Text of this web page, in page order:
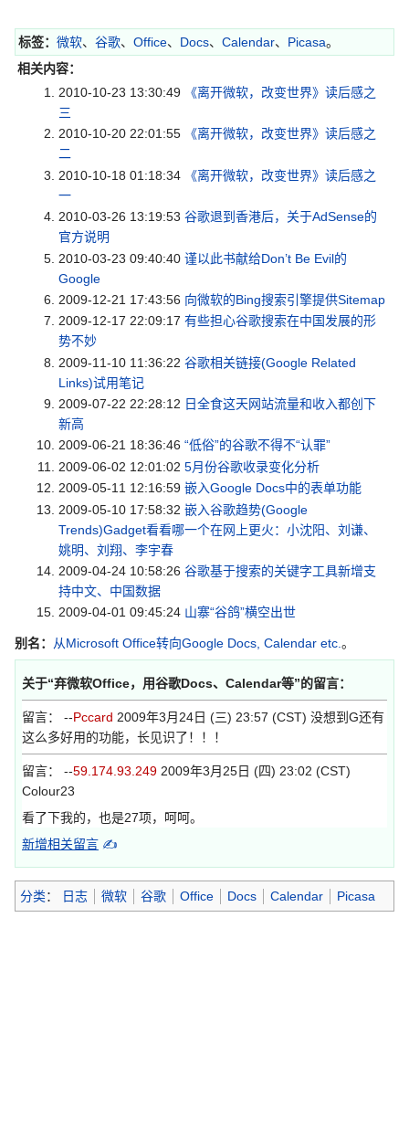
标签： 微软、 谷歌、 Office、 Docs、 Calendar、 Picasa。
相关内容：
2010-10-23 13:30:49
《离开微软，改变世界》读后感之
三
2010-10-20 22:01:55
《离开微软，改变世界》读后感之
二
2010-10-18 01:18:34
《离开微软，改变世界》读后感之
一
2010-03-26 13:19:53 谷歌退到香港后，关于AdSense的
官方说明
2010-03-23 09:40:40 谨以此书献给Don’t Be Evil的
Google
2009-12-21 17:43:56 向微软的Bing搜索引擎提供Sitemap
2009-12-17 22:09:17 有些担心谷歌搜索在中国发展的形
势不妙
2009-11-10 11:36:22 谷歌相关链接(Google Related
Links)试用笔记
2009-07-22 22:28:12 日全食这天网站流量和收入都创下
新高
2009-06-21 18:36:46 “低俗”的谷歌不得不“认罪”
2009-06-02 12:01:02 5月份谷歌收录变化分析
2009-05-11 12:16:59 嵌入Google Docs中的表单功能
2009-05-10 17:58:32 嵌入谷歌趋势(Google
Trends)Gadget看看哪一个在网上更火：小沈阳、刘谦、
姚明、刘翔、李宇春
2009-04-24 10:58:26 谷歌基于搜索的关键字工具新增支
持中文、中国数据
2009-04-01 09:45:24 山寨“谷鸽”横空出世
别名： 从Microsoft Office转向Google Docs, Calendar etc. 。
关于“弃微软Office，用谷歌Docs、Calendar等”的留言：
留言： --Pccard 2009年3月24日 (三) 23:57 (CST) 没想到G还有
这么多好用的功能，长见识了！！！
留言： --59.174.93.249 2009年3月25日 (四) 23:02 (CST)
Colour23
看了下我的，也是27项，呵呵。
新增相关留言 ✍
分类： 日志 微软 谷歌 Office Docs Calendar Picasa